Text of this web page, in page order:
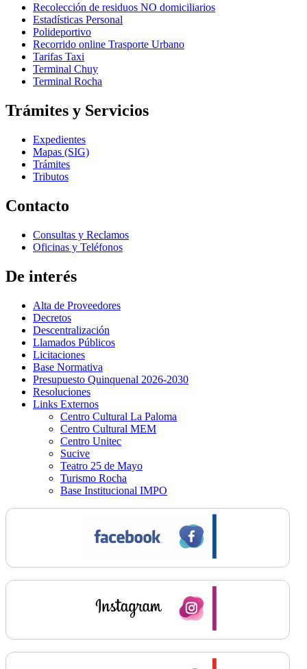
Recolección de residuos NO domiciliarios
Estadísticas Personal
Polideportivo
Recorrido online Trasporte Urbano
Tarifas Taxi
Terminal Chuy
Terminal Rocha
Trámites y Servicios
Expedientes
Mapas (SIG)
Trámites
Tributos
Contacto
Consultas y Reclamos
Oficinas y Teléfonos
De interés
Alta de Proveedores
Decretos
Descentralización
Llamados Públicos
Licitaciones
Base Normativa
Presupuesto Quinquenal 2026-2030
Resoluciones
Links Externos
Centro Cultural La Paloma
Centro Cultural MEM
Centro Unitec
Sucive
Teatro 25 de Mayo
Turismo Rocha
Base Institucional IMPO